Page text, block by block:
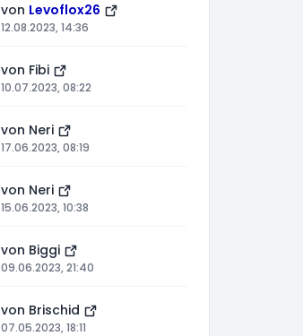
von Levoflox26
12.08.2023, 14:36
von Fibi
10.07.2023, 08:22
von Neri
17.06.2023, 08:19
von Neri
15.06.2023, 10:38
von Biggi
09.06.2023, 21:40
von Brischid
07.05.2023, 18:11